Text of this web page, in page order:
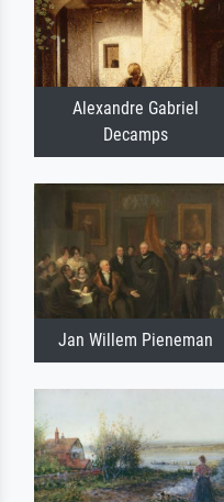
Alexandre Gabriel
Decamps
Jan Willem Pieneman